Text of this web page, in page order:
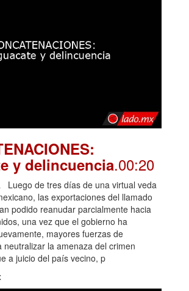
y delincuencia.00:20
Luego de tres días de una virtual veda
las exportaciones del llamado
podido reanudar parcialmente hacia
una vez que el gobierno ha
mayores fuerzas de
neutralizar la amenaza del crimen
a juicio del país vecino, p